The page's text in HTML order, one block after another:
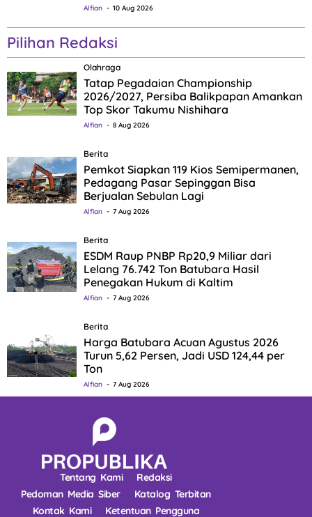
Alfian 10 Aug 2026
Pilihan Redaksi
Olahraga
Tatap Pegadaian Championship
2026/2027, Persiba Balikpapan Amankan
Top Skor Takumu Nishihara
Alfian 8 Aug 2026
Berita
Pemkot Siapkan 119 Kios Semipermanen,
Pedagang Pasar Sepinggan Bisa
Berjualan Sebulan Lagi
Alfian 7 Aug 2026
Berita
ESDM Raup PNBP Rp20,9 Miliar dari
Lelang 76.742 Ton Batubara Hasil
Penegakan Hukum di Kaltim
Alfian 7 Aug 2026
Berita
Harga Batubara Acuan Agustus 2026
Turun 5,62 Persen, Jadi USD 124,44 per
Ton
Alfian 7 Aug 2026
Tentang Kami
Redaksi
Pedoman Media Siber
Katalog Terbitan
Kontak Kami
Ketentuan Pengguna